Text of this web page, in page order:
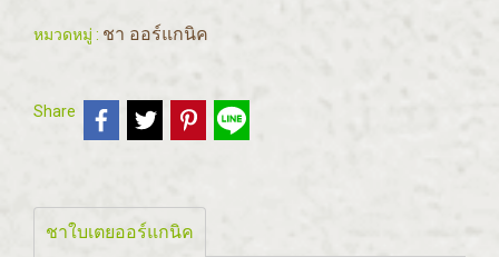
หมวดหมู่ : ชา ออร์แกนิค
Share
ชาใบเตยออร์แกนิค